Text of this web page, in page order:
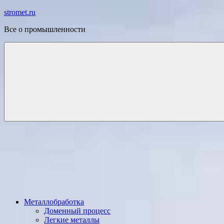
Перейти
содержимому
stromet.ru
Все о промышленности
Металлобработка
Доменный процесс
Легкие металлы